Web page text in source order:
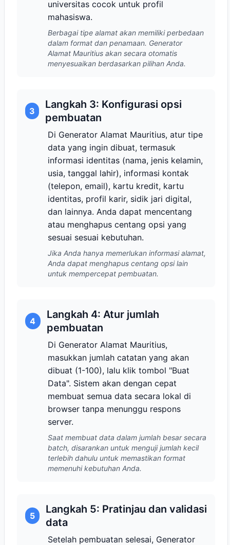
universitas cocok untuk profil
mahasiswa.
Berbagai tipe alamat akan memiliki perbedaan
dalam format dan penamaan. Generator
Alamat Mauritius akan secara otomatis
menyesuaikan berdasarkan pilihan Anda.
3
Langkah 3: Konfigurasi opsi
pembuatan
Di Generator Alamat Mauritius, atur tipe
data yang ingin dibuat, termasuk
informasi identitas (nama, jenis kelamin,
usia, tanggal lahir), informasi kontak
(telepon, email), kartu kredit, kartu
identitas, profil karir, sidik jari digital,
dan lainnya. Anda dapat mencentang
atau menghapus centang opsi yang
sesuai sesuai kebutuhan.
Jika Anda hanya memerlukan informasi alamat,
Anda dapat menghapus centang opsi lain
untuk mempercepat pembuatan.
4
Langkah 4: Atur jumlah
pembuatan
Di Generator Alamat Mauritius,
masukkan jumlah catatan yang akan
dibuat (1-100), lalu klik tombol "Buat
Data". Sistem akan dengan cepat
membuat semua data secara lokal di
browser tanpa menunggu respons
server.
Saat membuat data dalam jumlah besar secara
batch, disarankan untuk menguji jumlah kecil
terlebih dahulu untuk memastikan format
memenuhi kebutuhan Anda.
5
Langkah 5: Pratinjau dan validasi
data
Setelah pembuatan selesai, Generator